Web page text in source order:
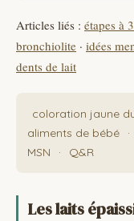
Articles liés : étapes à
bronchiolite · idées
dents de lait
coloration jaune
aliments de bébé
·
MSN
· Q&R
Les laits